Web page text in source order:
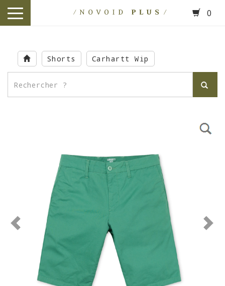
main
content
toggle
0
Shorts Carhartt Wip